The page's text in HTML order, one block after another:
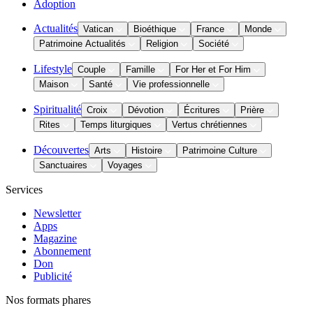
Adoption
Actualités Vatican Bioéthique France
Monde
Patrimoine Actualités
Religion Société
Lifestyle Couple Famille
For Her et For Him
Maison
Santé Vie professionnelle
Spiritualité Croix Dévotion Écritures
Prière
Rites
Temps liturgiques Vertus chrétiennes
Découvertes Arts Histoire
Patrimoine Culture
Sanctuaires
Voyages
Services
Newsletter
Apps
Magazine
Abonnement
Don
Publicité
Nos formats phares